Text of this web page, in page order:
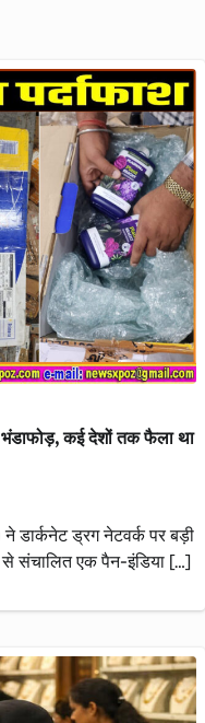
कई देशों तक फैला था
डार्कनेट ड्रग नेटवर्क पर बड़ी
से संचालित एक पैन-इंडिया […]